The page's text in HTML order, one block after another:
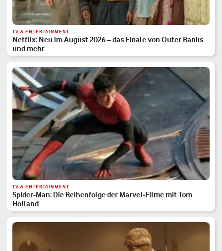
TV & ENTERTAINMENT
Netflix: Neu im August 2026 – das Finale von Outer Banks
und mehr
TV & ENTERTAINMENT
Spider-Man: Die Reihenfolge der Marvel-Filme mit Tom
Holland